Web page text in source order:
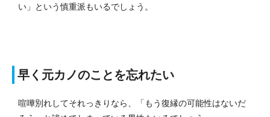
い」という慎重派もいるでしょう。
早く元カノのことを忘れたい
喧嘩別れしてそれっきりなら、「もう復縁の可能性はないだ